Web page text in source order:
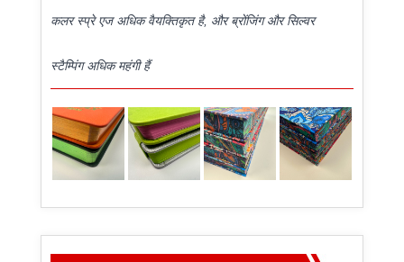
कलर स्प्रे एज अधिक वैयक्तिकृत है, और ब्रोंजिंग और सिल्वर
स्टैम्पिंग अधिक महंगी हैं